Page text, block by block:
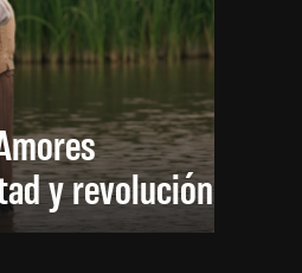
y revolución